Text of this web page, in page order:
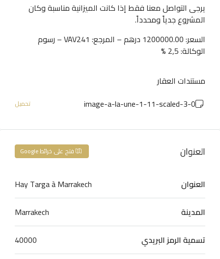
يرجى التواصل معنا فقط إذا كانت الميزانية مناسبة وكان
المشروع جدياً ومحدداً.
السعر: 1200000.00 درهم – المرجع: VAV241 – رسوم
الوكالة: 2,5 %
مستندات العقار
0-image-a-la-une-1-11-scaled-3
تحميل
العنوان فتح على خرائط Google
العنوان
Hay Targa à Marrakech
المدينة
Marrakech
تسمية الرمز البريدي
40000